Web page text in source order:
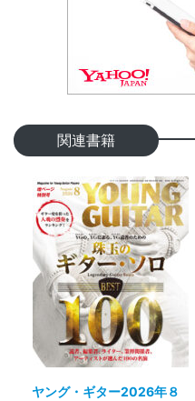
関連書籍
ヤング・ギター2026年８